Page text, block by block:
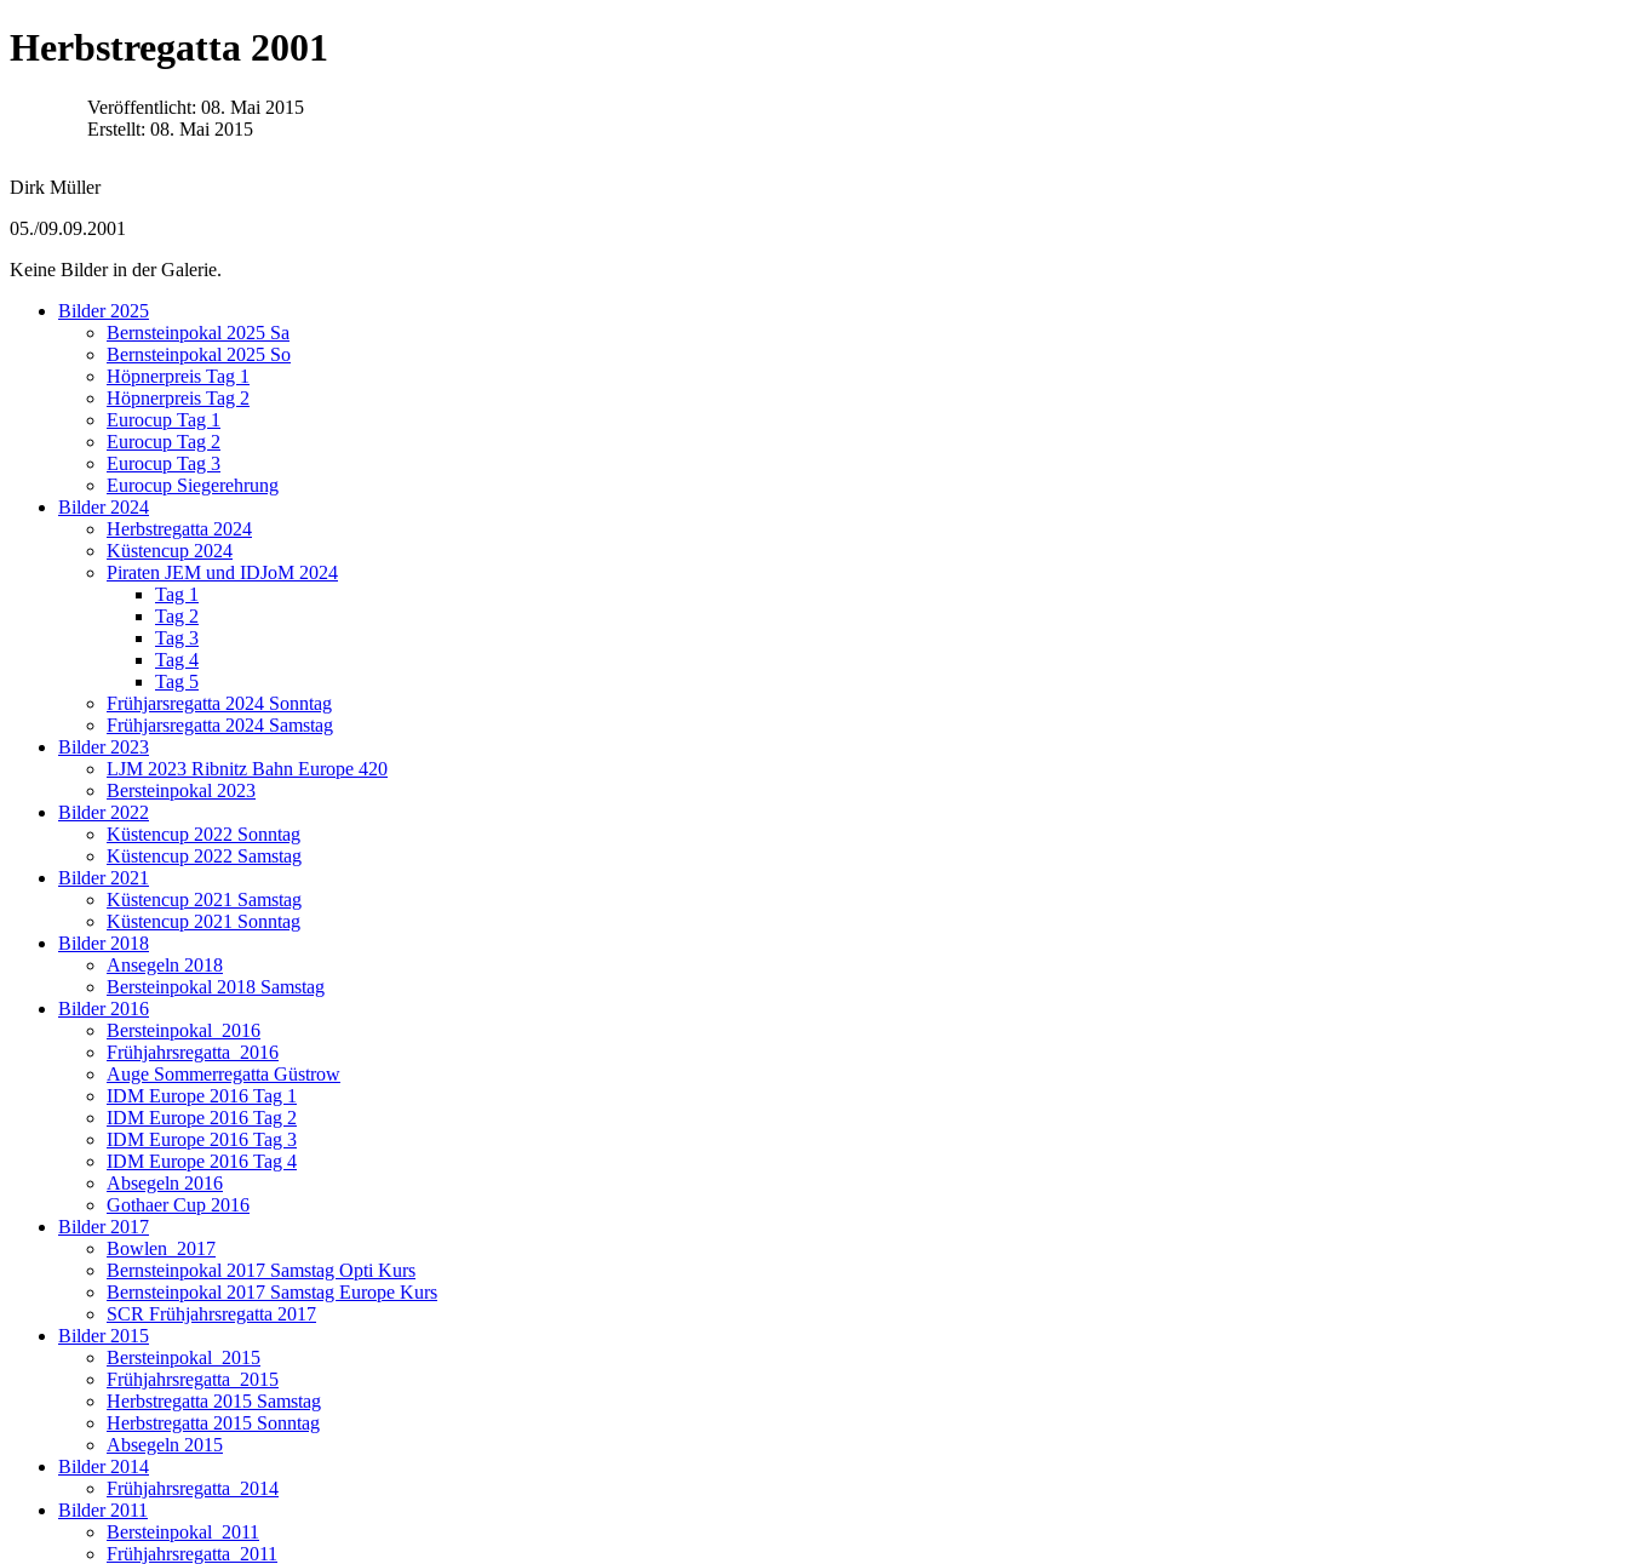
Herbstregatta 2001
Veröffentlicht: 08. Mai 2015
Erstellt: 08. Mai 2015
Dirk Müller
05./09.09.2001
Keine Bilder in der Galerie.
Bilder 2025
Bernsteinpokal 2025 Sa
Bernsteinpokal 2025 So
Höpnerpreis Tag 1
Höpnerpreis Tag 2
Eurocup Tag 1
Eurocup Tag 2
Eurocup Tag 3
Eurocup Siegerehrung
Bilder 2024
Herbstregatta 2024
Küstencup 2024
Piraten JEM und IDJoM 2024
Tag 1
Tag 2
Tag 3
Tag 4
Tag 5
Frühjarsregatta 2024 Sonntag
Frühjarsregatta 2024 Samstag
Bilder 2023
LJM 2023 Ribnitz Bahn Europe 420
Bersteinpokal 2023
Bilder 2022
Küstencup 2022 Sonntag
Küstencup 2022 Samstag
Bilder 2021
Küstencup 2021 Samstag
Küstencup 2021 Sonntag
Bilder 2018
Ansegeln 2018
Bersteinpokal 2018 Samstag
Bilder 2016
Bersteinpokal_2016
Frühjahrsregatta_2016
Auge Sommerregatta Güstrow
IDM Europe 2016 Tag 1
IDM Europe 2016 Tag 2
IDM Europe 2016 Tag 3
IDM Europe 2016 Tag 4
Absegeln 2016
Gothaer Cup 2016
Bilder 2017
Bowlen_2017
Bernsteinpokal 2017 Samstag Opti Kurs
Bernsteinpokal 2017 Samstag Europe Kurs
SCR Frühjahrsregatta 2017
Bilder 2015
Bersteinpokal_2015
Frühjahrsregatta_2015
Herbstregatta 2015 Samstag
Herbstregatta 2015 Sonntag
Absegeln 2015
Bilder 2014
Frühjahrsregatta_2014
Bilder 2011
Bersteinpokal_2011
Frühjahrsregatta_2011